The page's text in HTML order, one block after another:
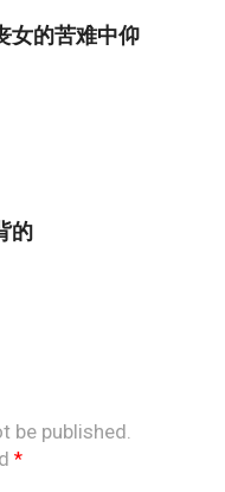
女的苦难中仰
的
be published.
*